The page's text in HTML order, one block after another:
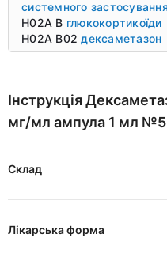
системного застосування
H02A B глюкокортикоїди
H02A B02дексаметазон
Інструкція
мг/мл ампула 1 мл №5
Склад
Лікарська форма